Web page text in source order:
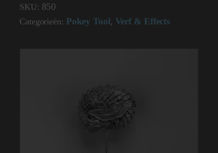
Pokey
08530
SKU: 850
Categorieën: Pokey Tool, Verf & Effects